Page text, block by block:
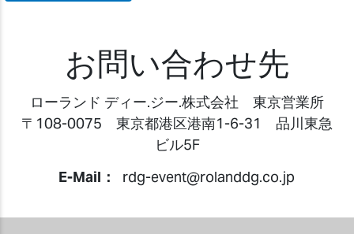
お問い合わせ先
ローランド ディー.ジー.株式会社 東京営業所
〒108-0075 東京都港区港南1-6-31 品川東急
ビル5F
E-Mail：
rdg-event@rolanddg.co.jp